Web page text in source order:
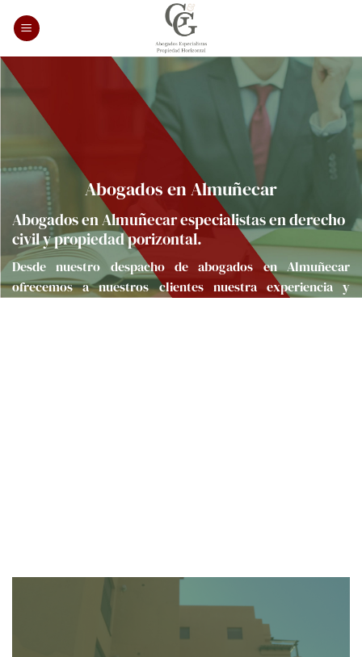
Abogados en Almuñecar
Abogados en Almuñecar especialistas en derecho
civil y propiedad porizontal.
Desde nuestro despacho de abogados en Almuñecar
ofrecemos a nuestros clientes nuestra experiencia y